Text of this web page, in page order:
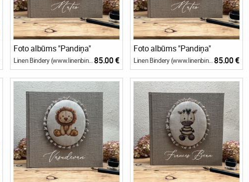
Foto albūms "Pandiņa"
Linen Bindery (www.linenbindery.com) 85.00 €
Foto albūms "Pandiņa"
Linen Bindery (www.linenbindery.com) 85.00 €